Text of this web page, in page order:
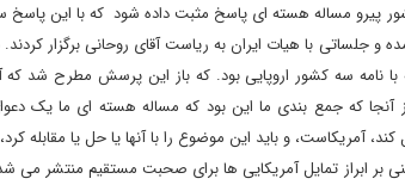
پیرو مساله هسته ای پاسخ مثبت داده شود که با این پاسخ
جلساتی با هیات ایران به ریاست آقای روحانی برگزار کردند.
با نامه سه کشور اروپایی بود. که باز این پرسش مطرح شد که
که جمع بندی ما این بود که مساله هسته ای ما یک
آمریکاست، و باید این موضوع را با آنها یا حل یا مقابله
بر ابراز تمایل آمریکایی ها برای صحبت مستقیم منتشر می